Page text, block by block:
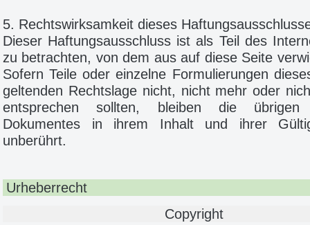
5. Rechtswirksamkeit dieses
Dieser Haftungsausschluss ist als Teil des
zu betrachten, von dem aus auf diese Seite
Sofern Teile oder einzelne Formulierungen
geltenden Rechtslage nicht, nicht mehr oder
entsprechen sollten, bleiben die
Dokumentes in ihrem Inhalt und ihrer
unberührt.
Urheberrecht
Copyright